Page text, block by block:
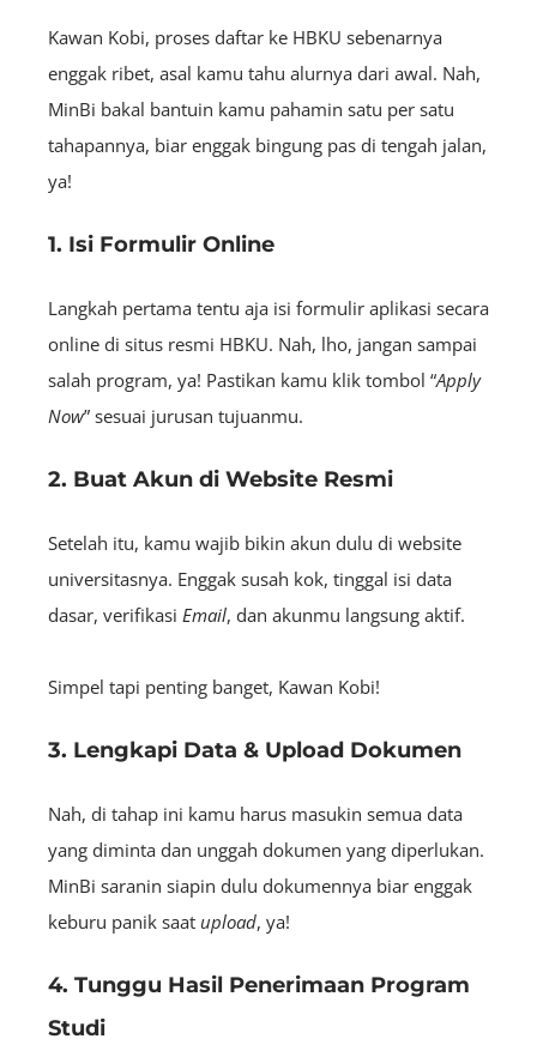
Kawan Kobi, proses daftar ke HBKU sebenarnya
enggak ribet, asal kamu tahu alurnya dari awal. Nah,
MinBi bakal bantuin kamu pahamin satu per satu
tahapannya, biar enggak bingung pas di tengah jalan,
ya!
1. Isi Formulir Online
Langkah pertama tentu aja isi formulir aplikasi secara
online di situs resmi HBKU. Nah, lho, jangan sampai
salah program, ya! Pastikan kamu klik tombol “Apply
Now” sesuai jurusan tujuanmu.
2. Buat Akun di Website Resmi
Setelah itu, kamu wajib bikin akun dulu di website
universitasnya. Enggak susah kok, tinggal isi data
dasar, verifikasi Email, dan akunmu langsung aktif.
Simpel tapi penting banget, Kawan Kobi!
3. Lengkapi Data & Upload Dokumen
Nah, di tahap ini kamu harus masukin semua data
yang diminta dan unggah dokumen yang diperlukan.
MinBi saranin siapin dulu dokumennya biar enggak
keburu panik saat upload, ya!
4. Tunggu Hasil Penerimaan Program
Studi